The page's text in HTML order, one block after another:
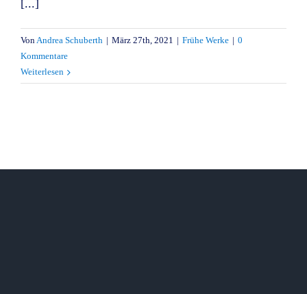
[...]
VonAndrea Schuberth | März 27th, 2021 | Frühe Werke | 0
Kommentare
Weiterlesen